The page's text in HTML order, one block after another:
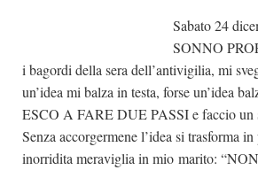
Dicono di Noi
Rassegna Stampa
Archivio
Autori
Sabato 24
SONNO
i bagordi della sera dell’antivigilia, mi
un’idea mi balza in testa, forse un’idea
ESCO A FARE DUE PASSI e faccio un
Senza accorgermene l’idea si trasforma
inorridita meraviglia in mio marito: